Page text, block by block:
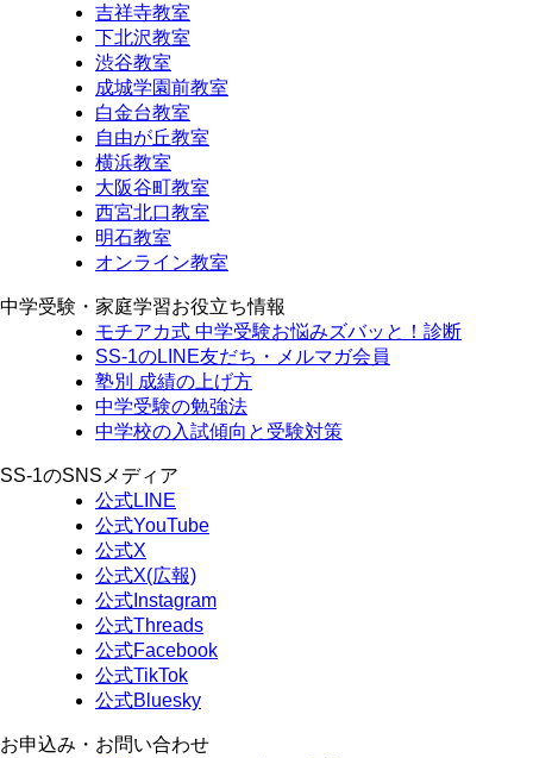
吉祥寺教室
下北沢教室
渋谷教室
成城学園前教室
白金台教室
自由が丘教室
横浜教室
大阪谷町教室
西宮北口教室
明石教室
オンライン教室
中学受験・家庭学習お役立ち情報
モチアカ式 中学受験お悩みズバッと！診断
SS-1のLINE友だち・メルマガ会員
塾別 成績の上げ方
中学受験の勉強法
中学校の入試傾向と受験対策
SS-1のSNSメディア
公式LINE
公式YouTube
公式X
公式X(広報)
公式Instagram
公式Threads
公式Facebook
公式TikTok
公式Bluesky
お申込み・お問い合わせ